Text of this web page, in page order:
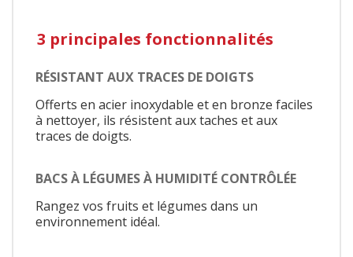
3 principales fonctionnalités
RÉSISTANT AUX TRACES DE DOIGTS
Offerts en acier inoxydable et en bronze faciles
à nettoyer, ils résistent aux taches et aux
traces de doigts.
BACS À LÉGUMES À HUMIDITÉ CONTRÔLÉE
Rangez vos fruits et légumes dans un
environnement idéal.